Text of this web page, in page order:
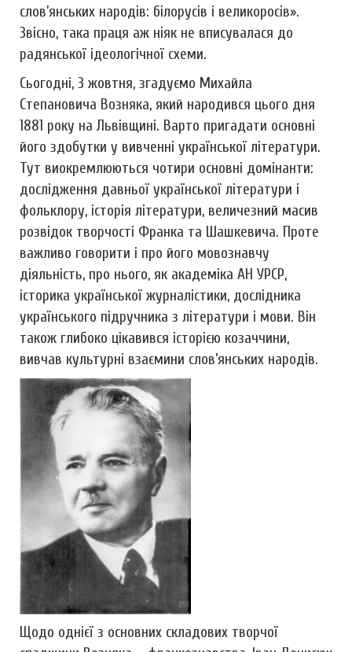
слов’янських народів: білорусів і великоросів».
Звісно, така праця аж ніяк не вписувалася до
радянської ідеологічної схеми.
Сьогодні, 3 жовтня, згадуємо Михайла
Степановича Возняка, який народився цього дня
1881 року на Львівщині. Варто пригадати основні
його здобутки у вивченні української літератури.
Тут виокремлюються чотири основні домінанти:
дослідження давньої української літератури і
фольклору, історія літератури, величезний масив
розвідок творчості Франка та Шашкевича. Проте
важливо говорити і про його мовознавчу
діяльність, про нього, як академіка АН УРСР,
історика української журналістики, дослідника
українського підручника з літератури і мови. Він
також глибоко цікавився історією козаччини,
вивчав культурні взаємини слов’янських народів.
Щодо однієї з основних складових творчої